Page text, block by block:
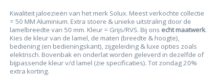
Kwaliteit jaloezieën van het merk Solux. Meest verkochte collectie
= 50 MM Aluminium. Extra stoere & unieke uitstraling door de
lamelbreedte van 50 mm. Kleur = Grijs/RVS. Bij ons echt maatwerk.
Kies de kleur van de lamel, de maten (breedte & hoogte),
bediening (en bedieningskant), zijgeleiding & luxe opties zoals
elektrisch. Bovenbak en onderlat worden geleverd in dezelfde of
bijpassende kleur v/d lamel (zie specificaties). Tot zondag 20%
extra korting.